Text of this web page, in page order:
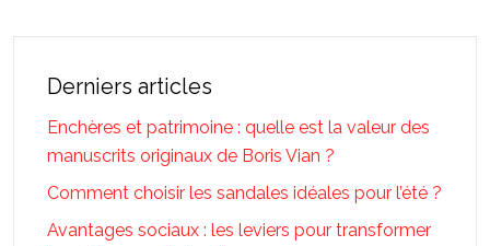
Derniers articles
Enchères et patrimoine : quelle est la valeur des
manuscrits originaux de Boris Vian ?
Comment choisir les sandales idéales pour l’été ?
Avantages sociaux : les leviers pour transformer